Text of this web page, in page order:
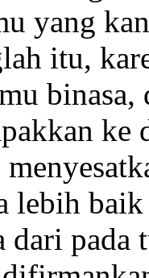
yang
itu,
binasa,
ke
lebih
dari pada